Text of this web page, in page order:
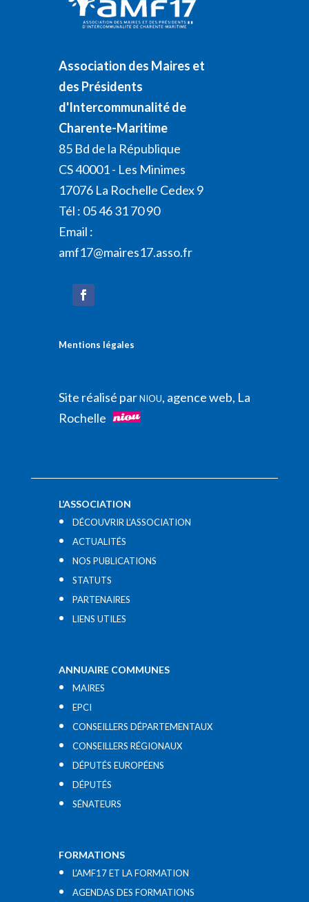
Association des Maires et
des Présidents
d'Intercommunalité de
Charente-Maritime
85 Bd de la République
CS 40001 - Les Minimes
17076 La Rochelle Cedex 9
Tél : 05 46 31 70 90
Email :
amf17@maires17.asso.fr
Mentions légales
Site réalisé parNIOU, agence web, La
Rochelle
L’ASSOCIATION
DÉCOUVRIR L’ASSOCIATION
ACTUALITÉS
NOS PUBLICATIONS
STATUTS
PARTENAIRES
LIENS UTILES​
ANNUAIRE COMMUNES
MAIRES
EPCI
CONSEILLERS DÉPARTEMENTAUX
CONSEILLERS RÉGIONAUX
DÉPUTÉS EUROPÉENS
DÉPUTÉS
SÉNATEURS
FORMATIONS
L’AMF17 ET LA FORMATION
AGENDAS DES FORMATIONS